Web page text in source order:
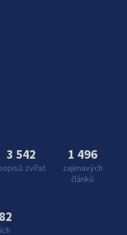
3 542
zvířat
1 496
zajímavých
článků